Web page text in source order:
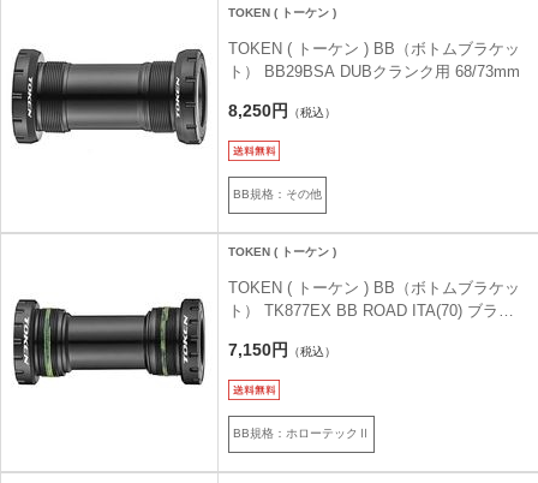
TOKEN ( トーケン )
TOKEN ( トーケン ) BB（ボトムブラケッ
ト） BB29BSA DUBクランク用 68/73mm
8,250円 （税込）
BB規格：その他
TOKEN ( トーケン )
TOKEN ( トーケン ) BB（ボトムブラケッ
ト） TK877EX BB ROAD ITA(70) ブラッ
7,150円 （税込）
BB規格：ホローテックⅡ